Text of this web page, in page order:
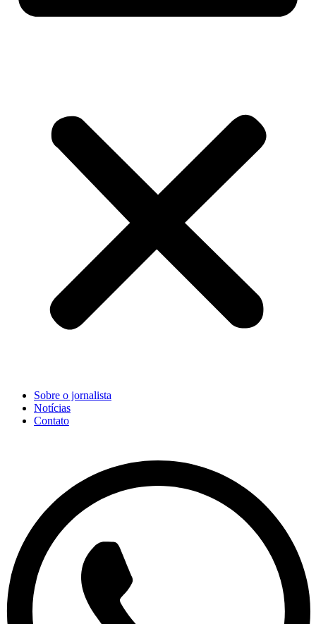
Sobre o jornalista
Notícias
Contato